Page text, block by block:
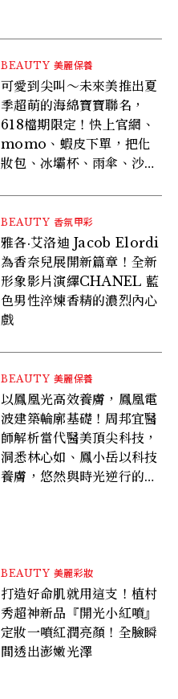
BEAUTY 美麗保養
可愛到尖叫～未來美推出夏
季超萌的海綿寶寶聯名，
618檔期限定！快上官網、
momo、蝦皮下單，把化
妝包、冰壩杯、雨傘、沙灘
BEAUTY 香氛甲彩
雅各·艾洛迪 Jacob Elordi
為香奈兒展開新篇章！全新
形象影片演繹CHANEL 藍
色男性淬煉香精的濃烈內心
戲
BEAUTY 美麗保養
以鳳凰光高效養膚，鳳凰電
波建築輪廓基礎！周邦宜醫
師解析當代醫美頂尖科技，
洞悉林心如、鳳小岳以科技
養膚，悠然與時光逆行的優
BEAUTY 美麗彩妝
打造好命肌就用這支！植村
秀超神新品『開光小紅噴』
定妝一噴紅潤亮顏！全臉瞬
間透出澎嫩光澤